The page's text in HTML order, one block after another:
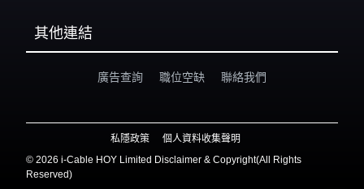
其他連結
廣告查詢 職位空缺 聯絡我們
私隱政策
個人資料收集聲明
© 2026 i-Cable HOY Limited Disclaimer & Copyright(All Rights
Reserved)